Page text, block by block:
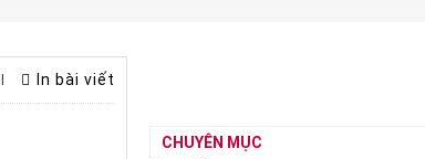
In bài viết
CHUYÊN MỤC